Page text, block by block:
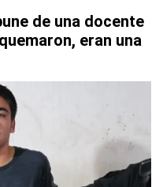
de una docente
eran una